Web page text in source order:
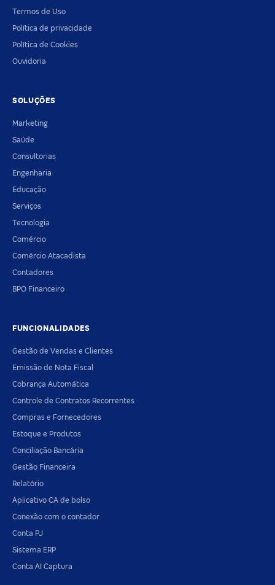
Termos de Uso
Política de privacidade
Política de Cookies
Ouvidoria
SOLUÇÕES
Marketing
Saúde
Consultorias
Engenharia
Educação
Serviços
Tecnologia
Comércio
Comércio Atacadista
Contadores
BPO Financeiro
FUNCIONALIDADES
Gestão de Vendas e Clientes
Emissão de Nota Fiscal
Cobrança Automática
Controle de Contratos Recorrentes
Compras e Fornecedores
Estoque e Produtos
Conciliação Bancária
Gestão Financeira
Relatório
Aplicativo CA de bolso
Conexão com o contador
Conta PJ
Sistema ERP
Conta AI Captura